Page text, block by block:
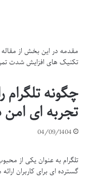
مقدمه در این بخش از مقاله
تکنیک های افزایش شدت
چگونه
تجربه ای
04/09/1404
تلگرام به عنوان یکی از
گسترده ای برای کاربران